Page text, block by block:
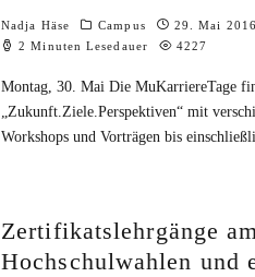
Nadja Häse Campus 29. Mai 2016
2 Minuten Lesedauer
4227
Montag, 30. Mai Die MuKarriereTage
„Zukunft.Ziele.Perspektiven“ mit
Workshops und Vorträgen bis
Zertifikatslehrgänge
Hochschulwahlen und